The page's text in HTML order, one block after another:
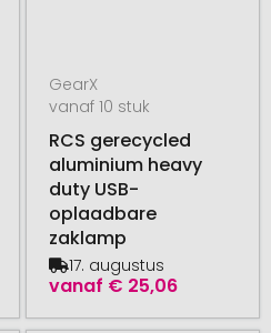
GearX
vanaf 10 stuk
RCS gerecycled
aluminium heavy
duty USB-
oplaadbare
zaklamp
vanaf € 25,06
17. augustus